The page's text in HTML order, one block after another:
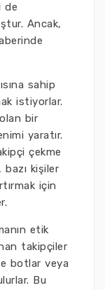
de
Ancak,
sahip
istiyorlar.
bir
yaratır.
çekme
kişiler
için
etik
takipçiler
botlar veya
Bu